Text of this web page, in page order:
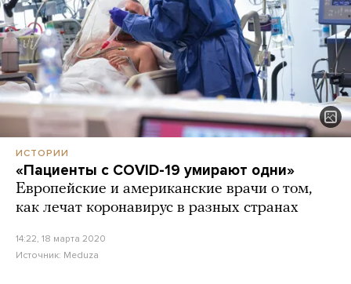
ИСТОРИИ
«Пациенты с COVID-19 умирают одни»
Европейские и американские врачи о том,
как лечат коронавирус в разных странах
14:22, 18 марта 2020
Источник: Meduza